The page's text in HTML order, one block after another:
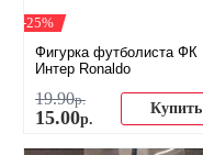
-25%
Фигурка футболиста ФК
Интер Ronaldo
19.90р.
15.00р.
Купить